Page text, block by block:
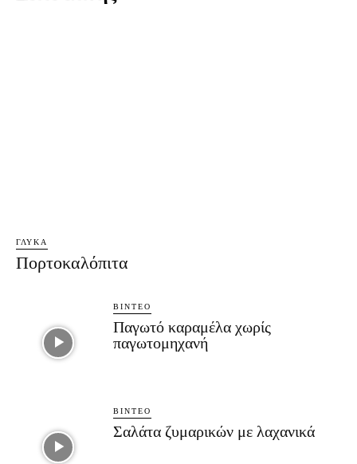
ΓΛΥΚΆ
Πορτοκαλόπιτα
ΒΊΝΤΕΟ
Παγωτό καραμέλα χωρίς
παγωτομηχανή
ΒΊΝΤΕΟ
Σαλάτα ζυμαρικών με λαχανικά